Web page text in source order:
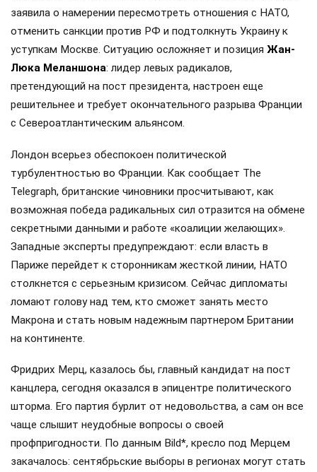
заявила о намерении пересмотреть отношения с НАТО,
отменить санкции против РФ и подтолкнуть Украину к
уступкам Москве. Ситуацию осложняет и позиция Жан-
Люка Меланшона: лидер левых радикалов,
претендующий на пост президента, настроен еще
решительнее и требует окончательного разрыва Франции
с Североатлантическим альянсом.
Лондон всерьез обеспокоен политической
турбулентностью во Франции. Как сообщает The
Telegraph, британские чиновники просчитывают, как
возможная победа радикальных сил отразится на обмене
секретными данными и работе «коалиции желающих».
Западные эксперты предупреждают: если власть в
Париже перейдет к сторонникам жесткой линии, НАТО
столкнется с серьезным кризисом. Сейчас дипломаты
ломают голову над тем, кто сможет занять место
Макрона и стать новым надежным партнером Британии
на континенте.
Фридрих Мерц, казалось бы, главный кандидат на пост
канцлера, сегодня оказался в эпицентре политического
шторма. Его партия бурлит от недовольства, а сам он все
чаще слышит неудобные вопросы о своей
профпригодности. По данным Bild*, кресло под Мерцем
закачалось: сентябрьские выборы в регионах могут стать